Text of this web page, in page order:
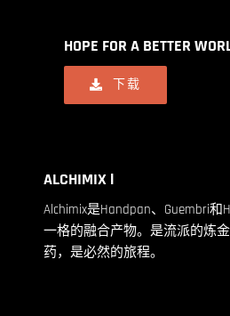
HOPE FOR A BETTER
下载
ALCHIMIX l
Alchimix是Handpan、Guembri和
一格的融合产物。是流派的炼
药，是必然的旅程。